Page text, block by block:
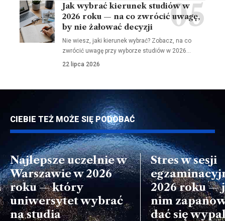
Jak wybrać kierunek studiów w
2026 roku — na co zwrócić uwagę,
by nie żałować decyzji
Nie wiesz, jaki kierunek wybrać? Zobacz, na co
zwrócić uwagę przy wyborze studiów w 2026…
22 lipca 2026
CIEBIE TEŻ MOŻE SIĘ PODOBAĆ
Najlepsze uczelnie w
Warszawie w 2026
roku — który
uniwersytet wybrać
na studia
Stres w sesji
2026 roku —
nim
dać się